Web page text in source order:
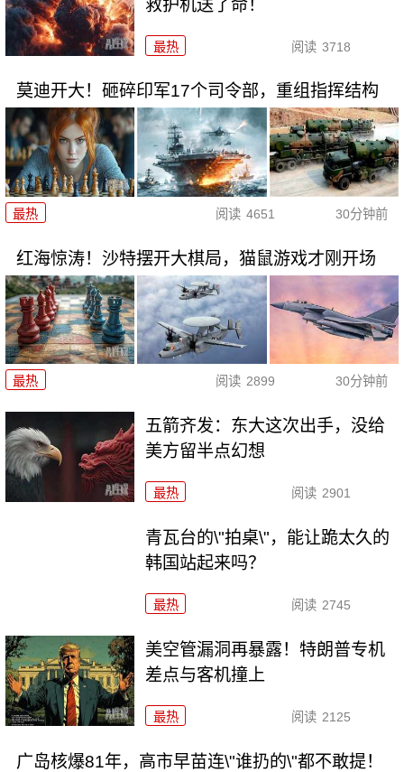
救护机送了命！
最热 阅读 3718
莫迪开大！砸碎印军17个司令部，重组指挥结构
最热 阅读 4651 30分钟前
红海惊涛！沙特摆开大棋局，猫鼠游戏才刚开场
最热 阅读 2899 30分钟前
五箭齐发：东大这次出手，没给
美方留半点幻想
最热 阅读 2901
青瓦台的\"拍桌\"，能让跪太久的
韩国站起来吗？
最热 阅读 2745
美空管漏洞再暴露！特朗普专机
差点与客机撞上
最热 阅读 2125
广岛核爆81年，高市早苗连\"谁扔的\"都不敢提！